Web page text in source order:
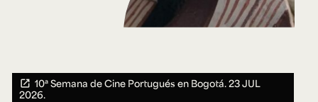
10ª Semana de Cine Portugués en Bogotá.23 JUL
2026.